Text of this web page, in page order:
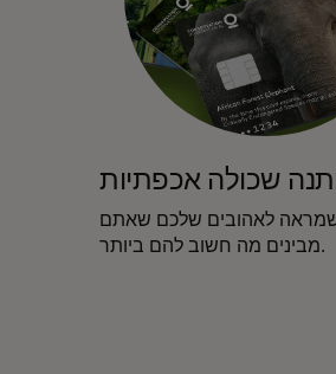
שכולה אכפתיות
לאהובים שלכם שאתם
מבינים מה חשוב להם ביותר.